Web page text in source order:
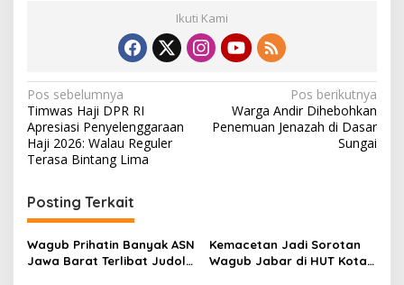
Ikuti Kami
N
a
v
g
a
s
Pos sebelumnya
Timwas Haji DPR RI
Apresiasi Penyelenggaraan
Haji 2026: Walau Reguler
Terasa Bintang Lima
Pos berikutnya
Warga Andir Dihebohkan
Penemuan Jenazah di Dasar
Sungai
Posting Terkait
Wagub Prihatin Banyak ASN
Jawa Barat Terlibat Judol:
Kemacetan Jadi Sorotan
Wagub Jabar di HUT Kota